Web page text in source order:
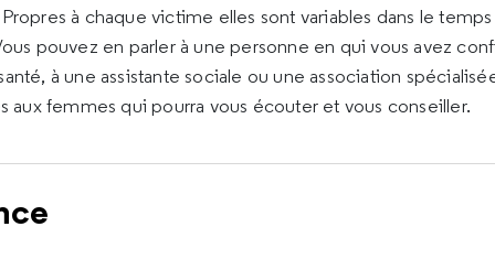
à chaque victime elles sont variables dans le
pouvez en parler à une personne en qui vous avez
à une assistante sociale ou une association
aux femmes qui pourra vous écouter et vous conseiller.